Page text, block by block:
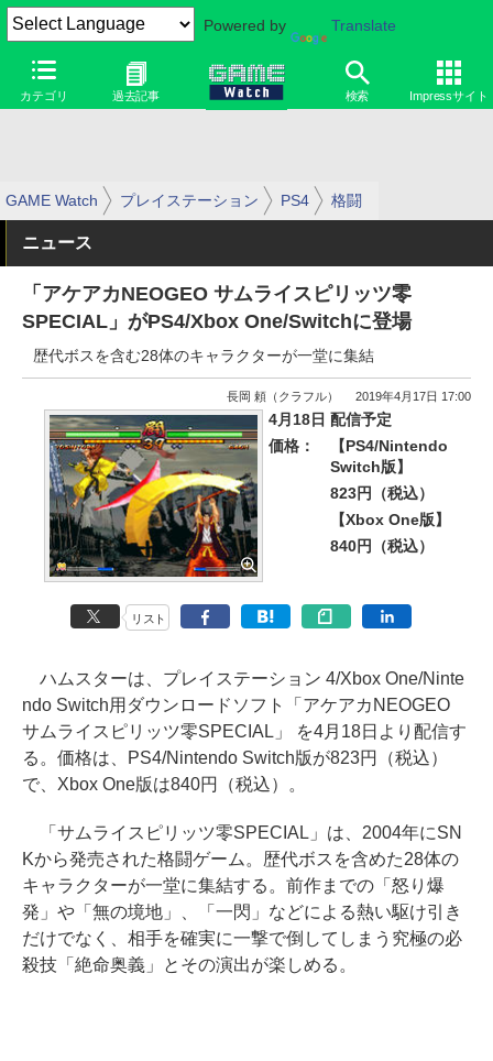
Powered by Translate
カテゴリ 過去記事 検索 Impressサイト
GAME Watch プレイステーション PS4 格闘
ニュース
「アケアカNEOGEO サムライスピリッツ零
SPECIAL」がPS4/Xbox One/Switchに登場
歴代ボスを含む28体のキャラクターが一堂に集結
長岡 頼（クラフル） 2019年4月17日 17:00
4月18日 配信予定
価格：
【PS4/Nintendo
Switch版】
823円（税込）
【Xbox One版】
840円（税込）
リスト
ハムスターは、プレイステーション 4/Xbox One/Ninte
ndo Switch用ダウンロードソフト「アケアカNEOGEO
サムライスピリッツ零SPECIAL」 を4月18日より配信す
る。価格は、PS4/Nintendo Switch版が823円（税込）
で、Xbox One版は840円（税込）。
「サムライスピリッツ零SPECIAL」は、2004年にSN
Kから発売された格闘ゲーム。歴代ボスを含めた28体の
キャラクターが一堂に集結する。前作までの「怒り爆
発」や「無の境地」、「一閃」などによる熱い駆け引き
だけでなく、相手を確実に一撃で倒してしまう究極の必
殺技「絶命奥義」とその演出が楽しめる。